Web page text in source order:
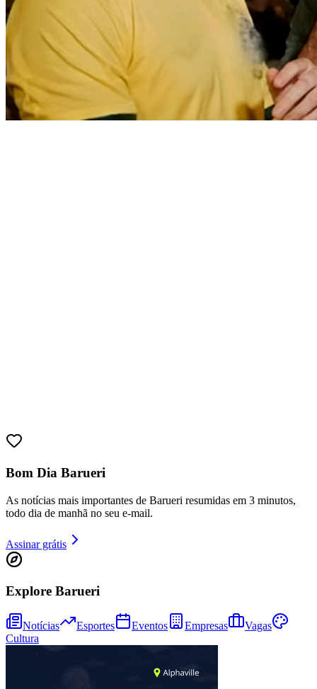
Bahia
Bom Dia Barueri
As notícias mais importantes de Barueri resumidas em 3 minutos,
todo dia de manhã no seu e-mail.
Assinar grátis
Explore Barueri
Notícias Esportes Eventos Empresas
Vagas
Cultura